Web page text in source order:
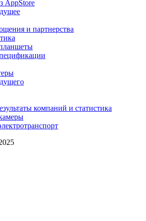
AppStore
и партнерства
компаний и статистика